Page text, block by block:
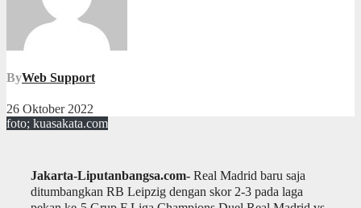
ByWeb Support
26 Oktober 2022
foto; kuasakata.com
Jakarta-Liputanbangsa.com- Real Madrid baru saja
ditumbangkan RB Leipzig dengan skor 2-3 pada laga